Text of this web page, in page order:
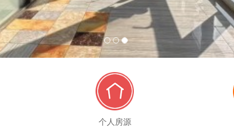
1 2 3
个人房源